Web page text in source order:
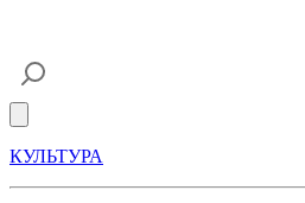
КУЛЬТУРА